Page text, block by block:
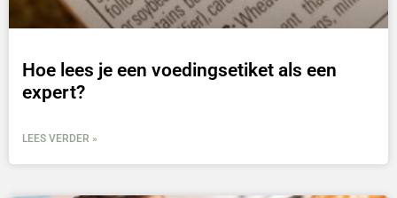
Hoe lees je een voedingsetiket als een
expert?
LEES VERDER »